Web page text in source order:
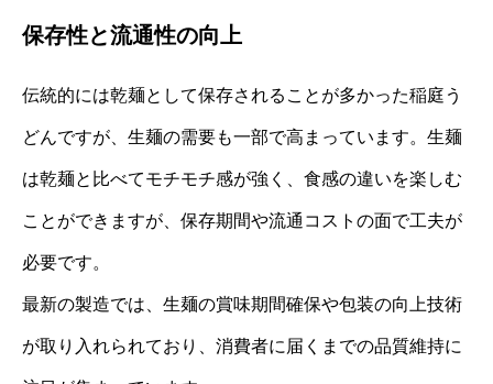
保存性と流通性の向上
伝統的には乾麺として保存されることが多かった稲庭う
どんですが、生麺の需要も一部で高まっています。生麺
は乾麺と比べてモチモチ感が強く、食感の違いを楽しむ
ことができますが、保存期間や流通コストの面で工夫が
必要です。
最新の製造では、生麺の賞味期間確保や包装の向上技術
が取り入れられており、消費者に届くまでの品質維持に